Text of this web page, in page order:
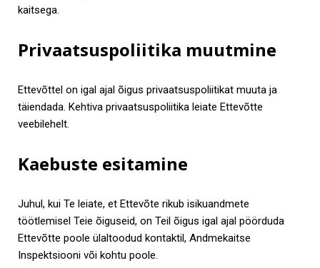
kaitsega.
Privaatsuspoliitika muutmine
Ettevõttel on igal ajal õigus privaatsuspoliitikat muuta ja
täiendada. Kehtiva privaatsuspoliitika leiate Ettevõtte
veebilehelt.
Kaebuste esitamine
Juhul, kui Te leiate, et Ettevõte rikub isikuandmete
töötlemisel Teie õiguseid, on Teil õigus igal ajal pöörduda
Ettevõtte poole ülaltoodud kontaktil, Andmekaitse
Inspektsiooni või kohtu poole.